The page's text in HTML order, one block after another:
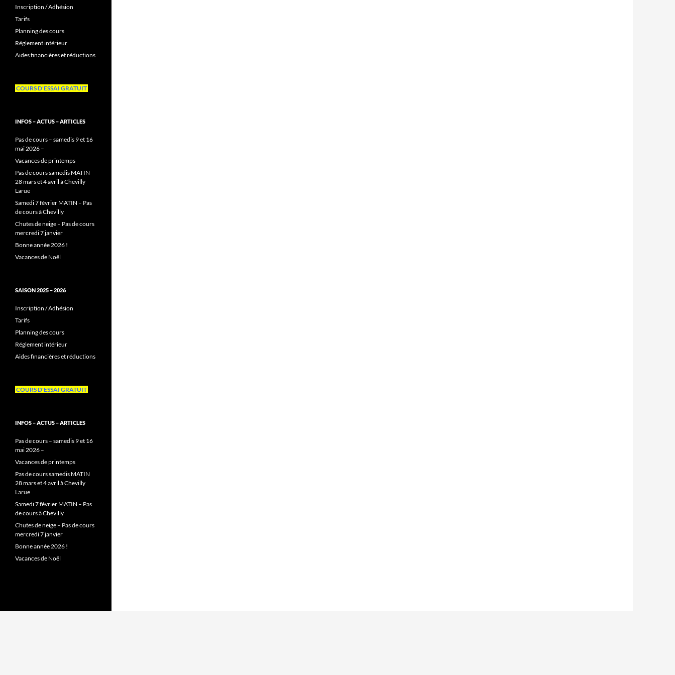
Inscription / Adhésion
Tarifs
Planning des cours
Réglement intérieur
Aides financières et réductions
COURS D'ESSAI GRATUIT
INFOS – ACTUS – ARTICLES
Pas de cours – samedis 9 et 16
mai 2026 –
Vacances de printemps
Pas de cours samedis MATIN
28 mars et 4 avril à Chevilly
Larue
Samedi 7 février MATIN – Pas
de cours à Chevilly
Chutes de neige – Pas de cours
mercredi 7 janvier
Bonne année 2026 !
Vacances de Noël
SAISON 2025 – 2026
Inscription / Adhésion
Tarifs
Planning des cours
Réglement intérieur
Aides financières et réductions
COURS D'ESSAI GRATUIT
INFOS – ACTUS – ARTICLES
Pas de cours – samedis 9 et 16
mai 2026 –
Vacances de printemps
Pas de cours samedis MATIN
28 mars et 4 avril à Chevilly
Larue
Samedi 7 février MATIN – Pas
de cours à Chevilly
Chutes de neige – Pas de cours
mercredi 7 janvier
Bonne année 2026 !
Vacances de Noël